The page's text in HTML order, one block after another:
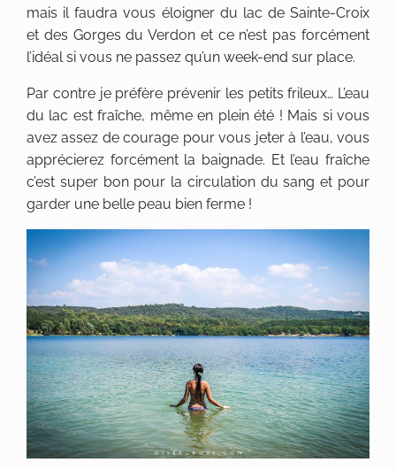
mais il faudra vous éloigner du lac de Sainte-Croix
et des Gorges du Verdon et ce n’est pas forcément
l’idéal si vous ne passez qu’un week-end sur place.
Par contre je préfère prévenir les petits frileux… L’eau
du lac est fraîche, même en plein été ! Mais si vous
avez assez de courage pour vous jeter à l’eau, vous
apprécierez forcément la baignade. Et l’eau fraîche
c’est super bon pour la circulation du sang et pour
garder une belle peau bien ferme !